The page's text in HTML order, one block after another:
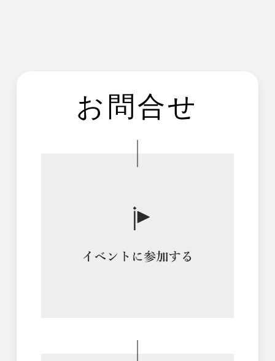
お問合せ